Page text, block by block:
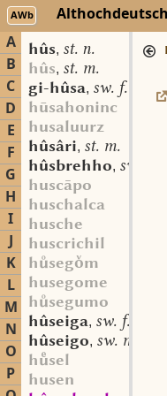
AWb
A
B
C
D
E
F
G
H
I
J
K
L
M
N
O
P
hûs, st. n.
hûs, st. m.
gi-hûsa, sw. f.
hūsahoninc
husaluurz
hûsâri, st. m.
hûsbrehho, sw. m.
huscāpo
huschalca
husche
huscrichil
hsegm
husegome
hsegumo
hûseiga, sw. f.
hûseigo, sw. m.
hsel
husen